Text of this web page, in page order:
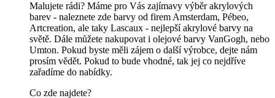
Malujete rádi? Máme pro Vás zajímavy výběr akrylových
barev - naleznete zde barvy od firem Amsterdam, Pébeo,
Artcreation, ale taky Lascaux - nejlepší akrylové barvy na
světě. Dále můžete nakupovat i olejové barvy VanGogh, nebo
Umton. Pokud byste měli zájem o další výrobce, dejte nám
prosím vědět. Pokud to bude vhodné, tak jej co nejdříve
zařadíme do nabídky.
Co zde najdete?